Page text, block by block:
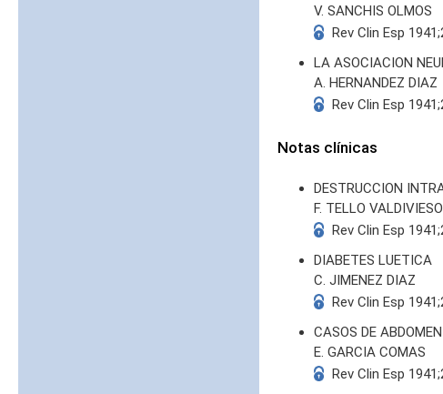
V. SANCHIS OLMOS
Rev Clin Esp
LA ASOCIACION
A. HERNANDEZ DIAZ
Rev Clin Esp
Notas clínicas
DESTRUCCION
F. TELLO VALDIVIESO
Rev Clin Esp
DIABETES LUETICA
C. JIMENEZ DIAZ
Rev Clin Esp
CASOS DE
E. GARCIA COMAS
Rev Clin Esp